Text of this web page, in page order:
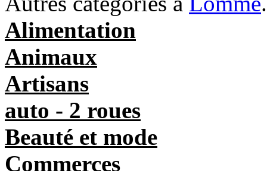
Alimentation
Animaux
Artisans
auto - 2 roues
Beauté et mode
Commerces